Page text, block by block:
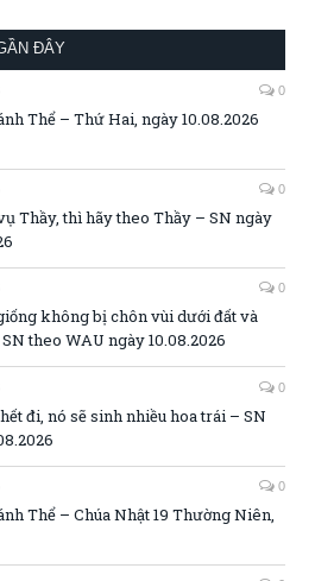
ĐÂY
0
Thể – Thứ Hai, ngày 10.08.2026
0
Thầy, thì hãy theo Thầy – SN ngày
0
không bị chôn vùi dưới đất và
theo WAU ngày 10.08.2026
0
đi, nó sẽ sinh nhiều hoa trái – SN
0
Thể – Chúa Nhật 19 Thường Niên,